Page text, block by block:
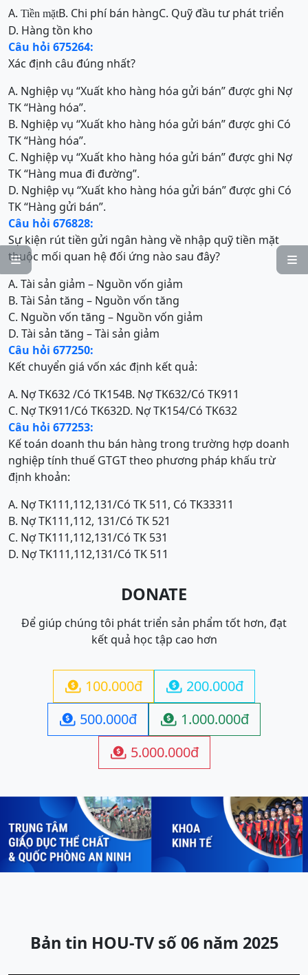


A. Tiền mặtB. Chi phí bán hàngC. Quỹ đầu tư phát triển
D. Hàng tồn kho
Câu hỏi 675264:
Xác định câu đúng nhất?
A. Nghiệp vụ “Xuất kho hàng hóa gửi bán” được ghi Nợ
TK “Hàng hóa”.
B. Nghiệp vụ “Xuất kho hàng hóa gửi bán” được ghi Có
TK “Hàng hóa”.
C. Nghiệp vụ “Xuất kho hàng hóa gửi bán” được ghi Nợ
TK “Hàng mua đi đường”.
D. Nghiệp vụ “Xuất kho hàng hóa gửi bán” được ghi Có
TK “Hàng gửi bán”.
Câu hỏi 676828:
Sự kiện rút tiền gửi ngân hàng về nhập quỹ tiền mặt
thuộc mối quan hệ đối ứng nào sau đây?
A. Tài sản giảm – Nguồn vốn giảm
B. Tài Sản tăng – Nguồn vốn tăng
C. Nguồn vốn tăng – Nguồn vốn giảm
D. Tài sản tăng – Tài sản giảm
Câu hỏi 677250:
Kết chuyển giá vốn xác định kết quả:
A. Nợ TK632 /Có TK154B. Nợ TK632/Có TK911
C. Nợ TK911/Có TK632D. Nợ TK154/Có TK632
Câu hỏi 677253:
Kế toán doanh thu bán hàng trong trường hợp doanh
nghiệp tính thuế GTGT theo phương pháp khấu trừ
định khoản:
A. Nợ TK111,112,131/Có TK 511, Có TK33311
B. Nợ TK111,112, 131/Có TK 521
C. Nợ TK111,112,131/Có TK 531
D. Nợ TK111,112,131/Có TK 511
DONATE
Để giúp chúng tôi phát triển sản phẩm tốt hơn, đạt
kết quả học tập cao hơn
 100.000đ  200.000đ
 500.000đ  1.000.000đ
 5.000.000đ
Previous Next
Bản tin HOU-TV số 06 năm 2025